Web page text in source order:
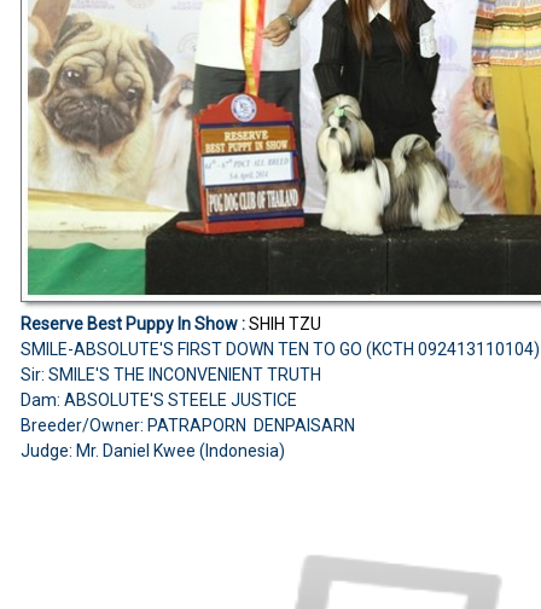
Reserve Best Puppy In Show :SHIH TZU
SMILE-ABSOLUTE'S FIRST DOWN TEN TO GO (KCTH
Sir: SMILE'S THE INCONVENIENT TRUTH
Dam: ABSOLUTE'S STEELE JUSTICE
Breeder/Owner: PATRAPORN DENPAISARN
Judge: Mr. Daniel Kwee (Indonesia)